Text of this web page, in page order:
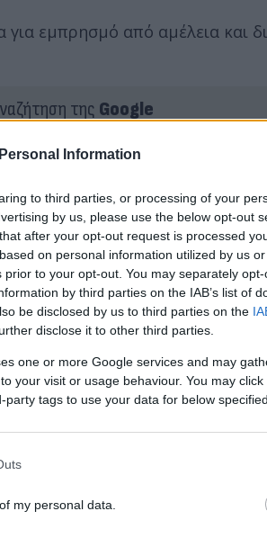
Information
to third parties, or processing of your
by us, please use the below opt-out
after your opt-out request is processed
on personal information utilized by us
to your opt-out. You may separately
by third parties on the IAB’s list of
be disclosed by us to third parties on the
disclose it to other third parties.
one or more Google services and may
your visit or usage behaviour. You may
tags to use your data for below
my personal data.
εμπρησμό από αμέλεια και
της Google